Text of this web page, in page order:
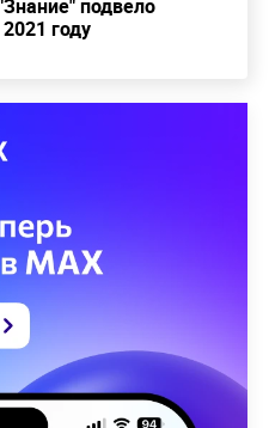
подвело
году